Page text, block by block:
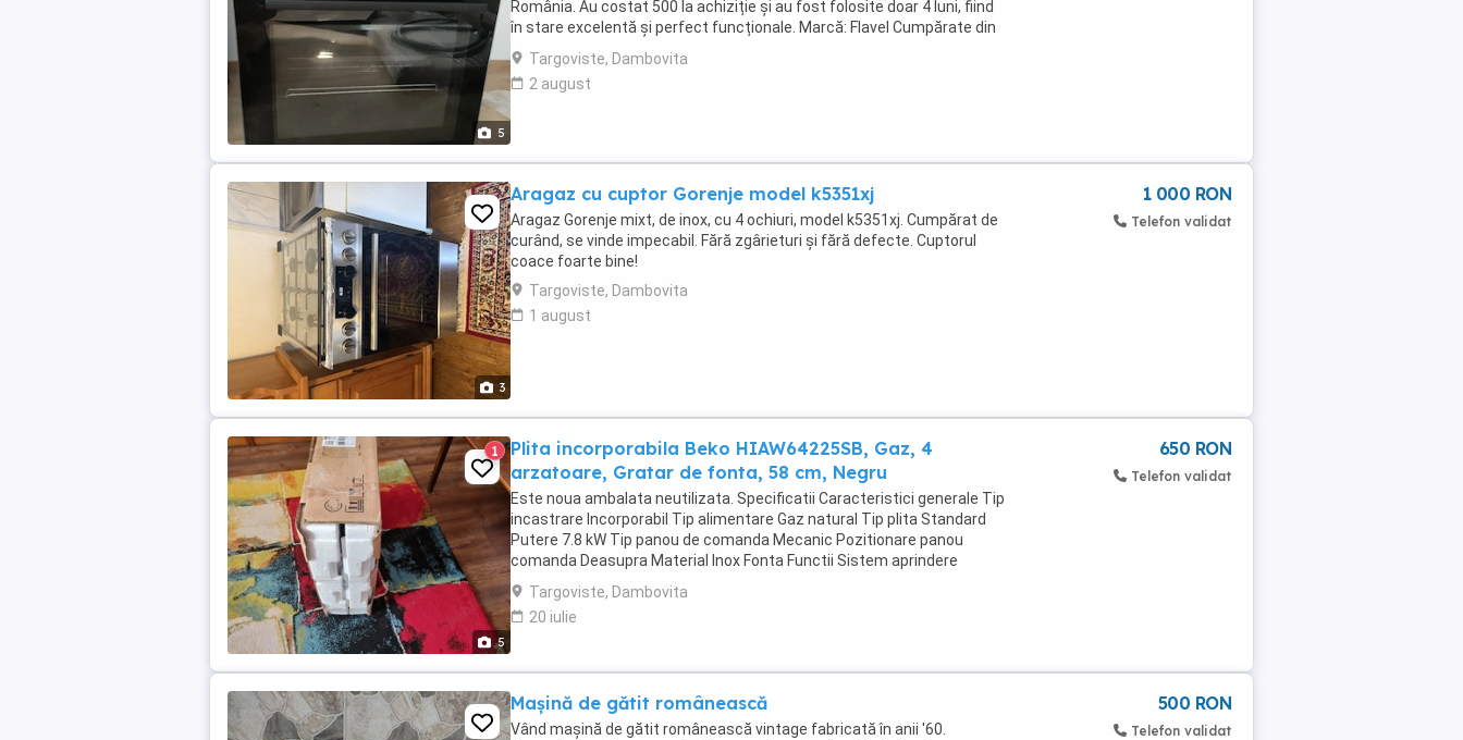
5
România. Au costat 500 la achiziție și au fost folosite doar 4 luni, fiind
în stare excelentă și perfect funcționale. Marcă: Flavel Cumpărate din
Germania ...
Targoviste, Dambovita
2 august
3
Aragaz cu cuptor Gorenje model k5351xj
Aragaz Gorenje mixt, de inox, cu 4 ochiuri, model k5351xj. Cumpărat de
curând, se vinde impecabil. Fără zgârieturi și fără defecte. Cuptorul
coace foarte bine!
Targoviste, Dambovita
1 august
1 000 RON
Telefon validat
5
1
Plita incorporabila Beko HIAW64225SB, Gaz, 4
arzatoare, Gratar de fonta, 58 cm, Negru
Este noua ambalata neutilizata. Specificatii Caracteristici generale Tip
incastrare Incorporabil Tip alimentare Gaz natural Tip plita Standard
Putere 7.8 kW Tip panou de comanda Mecanic Pozitionare panou
comanda Deasupra Material Inox Fonta Functii Sistem aprindere
Culoare Negru Caracteristici tehnice Tip ...
Targoviste, Dambovita
20 iulie
650 RON
Telefon validat
Mașină de gătit românească
Vând mașină de gătit românească vintage fabricată în anii '60.
500 RON
Telefon validat